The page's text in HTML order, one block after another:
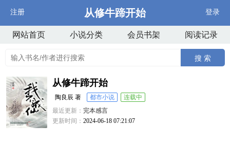
注册 从修牛蹄开始 登录
网站首页 小说分类 会员书架 阅读记录
搜 索
从修牛蹄开始
陶良辰 著 都市小说
连载中
最近更新：完本感言
更新时间：2024-06-18 07:21:07